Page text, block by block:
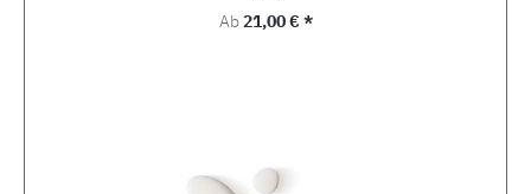
Regulärer Preis:
Ab21,00 € *